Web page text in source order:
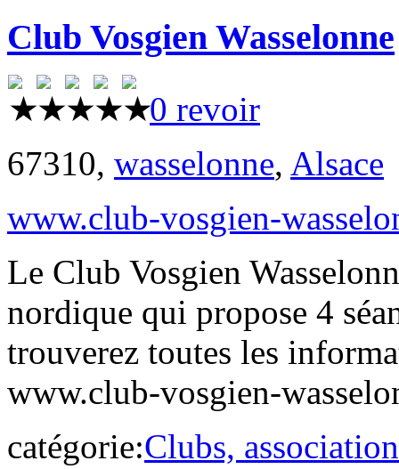
Club Vosgien Wasselonne
0 revoir
67310, wasselonne, Alsace
www.club-vosgien-
Le Club Vosgien
nordique qui propose 4
trouverez toutes les
www.club-vosgien-
catégorie:Clubs,